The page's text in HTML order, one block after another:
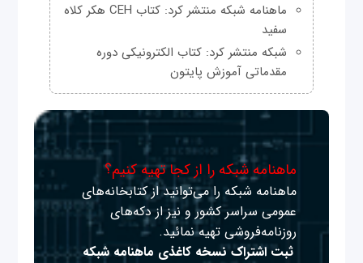
ماهنامه شبکه منتشر کرد: کتاب CEH هکر کلاه
سفید
شبکه منتشر کرد: کتاب الکترونیکی دوره
مقدماتی آموزش پایتون
ماهنامه شبکه را از کجا تهیه کنیم؟
ماهنامه شبکه را می‌توانید از کتابخانه‌های
عمومی سراسر کشور و نیز از دکه‌های
روزنامه‌فروشی تهیه نمائید.
ثبت اشتراک نسخه کاغذی ماهنامه شبکه